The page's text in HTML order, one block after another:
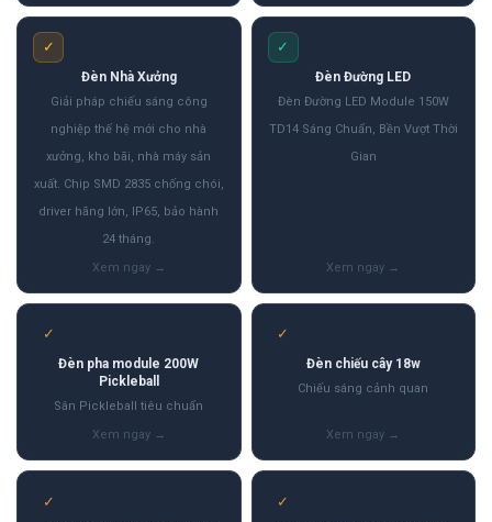
✓
Đèn Nhà Xưởng
Giải pháp chiếu sáng công
nghiệp thế hệ mới cho nhà
xưởng, kho bãi, nhà máy sản
xuất. Chip SMD 2835 chống chói,
driver hãng lớn, IP65, bảo hành
24 tháng.
✓
Đèn Đường LED
Đèn Đường LED Module 150W
TD14 Sáng Chuẩn, Bền Vượt Thời
Gian
✓
Đèn pha module 200W
Pickleball
Sân Pickleball tiêu chuẩn
✓
Đèn chiếu cây 18w
Chiếu sáng cảnh quan
✓ ✓